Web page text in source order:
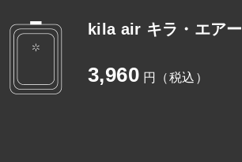
kila air キラ・エアー
3,960 円（税込）